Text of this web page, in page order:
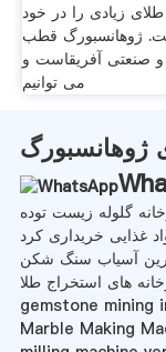
زیادی را در خود
ژوهانسبورگ قطب
و صنعتی آفریقاست و
می توانیم
گلوله زیست توده
غذایی خریداری کرد
آسیاب سنگ شکن
های استخراج طلا
gemstone mining
Marble Making